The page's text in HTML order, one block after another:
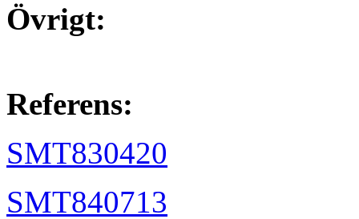
Övrigt:
Referens:
SMT830420
SMT840713